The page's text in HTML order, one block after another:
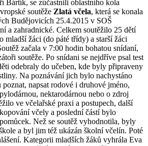
Bártík, se zúčastnili oblastního kola
soutěže Zlatá včela, která se konala
Budějovicích 25.4.2015 v SOŠ
a zahradnické. Celkem soutěžilo 25 dětí
mladší žáci (do páté třídy) a starší žáci
začala v 7:00 hodin bohatou snídaní,
soutěže. Po snídani se nejdříve psal test
odebraly do učeben, kde byly připraveny
Na poznávání jich bylo nachystáno
napsat rodové i druhové jméno,
nektarodárnou nebo o zdroj
ve včelařské praxi a postupech, další
včely a poslední částí bylo
Než se soutěž vyhodnotila, byly
a byl jim též ukázán školní včelín. Poté
Kategorii mladších žáků vyhrála Eva